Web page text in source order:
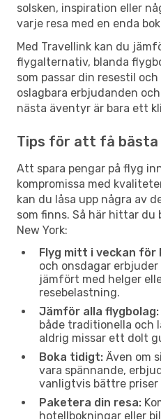
solsken, inspiration eller
varje resa med en enda
Med Travellink kan du
flygalternativ, blanda
som passar din resestil
oslagbara erbjudanden
nästa äventyr är bara ett
Tips för att få bästa
Att spara pengar på flyg
kompromissa med
kan du låsa upp några av
som finns. Så här hittar
New York:
Flyg mitt i veckan
och onsdagar
jämfört med helger
resebelastning.
Jämför alla flygbolag:
både traditionella och
aldrig missar ett dolt
Boka tidigt: Även om
vara spännande,
vanligtvis bättre
Paketera din resa:
hotellbokningar eller